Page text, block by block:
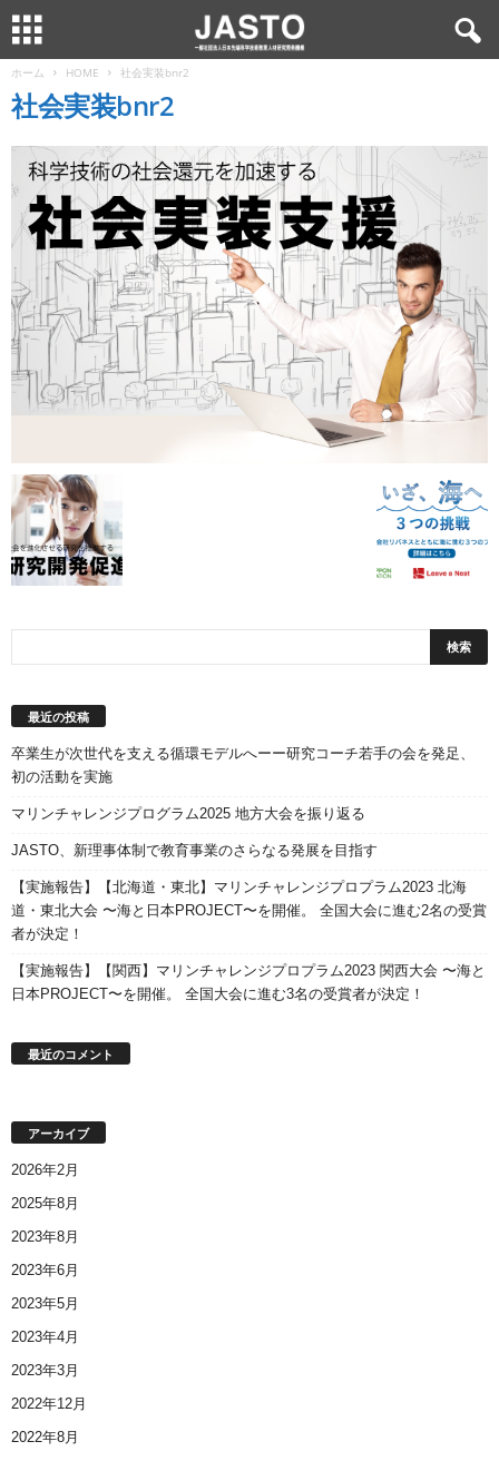
ホーム HOME 社会実装bnr2
社会実装bnr2
最近の投稿
卒業生が次世代を支える循環モデルへーー研究コーチ若手の会を発足、
初の活動を実施
マリンチャレンジプログラム2025 地方大会を振り返る
JASTO、新理事体制で教育事業のさらなる発展を目指す
【実施報告】【北海道・東北】マリンチャレンジプロプラム2023 北海
道・東北大会 〜海と日本PROJECT〜を開催。 全国大会に進む2名の受賞
者が決定！
【実施報告】【関西】マリンチャレンジプロプラム2023 関西大会 〜海と
日本PROJECT〜を開催。 全国大会に進む3名の受賞者が決定！
最近のコメント
アーカイブ
2026年2月
2025年8月
2023年8月
2023年6月
2023年5月
2023年4月
2023年3月
2022年12月
2022年8月